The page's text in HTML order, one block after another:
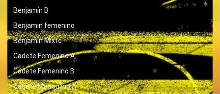
Benjamín B
Benjamin femenino
Benjamín Mixto
Cadete Femenino A
Cadete Femenino B
Cadete Masculino A